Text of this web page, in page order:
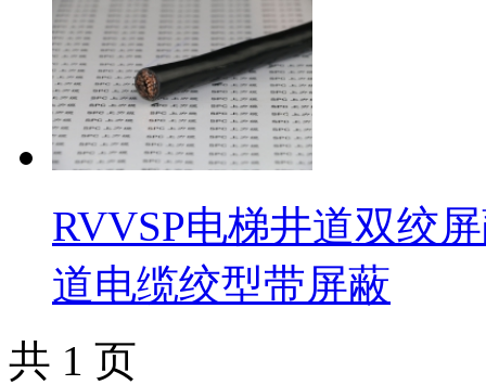
RVVSP电梯井道双绞
道电缆绞型带屏蔽
共 1 页